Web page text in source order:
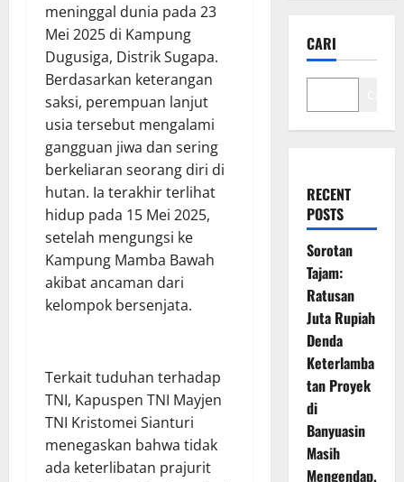
meninggal dunia pada 23
Mei 2025 di Kampung
Dugusiga, Distrik Sugapa.
Berdasarkan keterangan
saksi, perempuan lanjut
usia tersebut mengalami
gangguan jiwa dan sering
berkeliaran seorang diri di
hutan. Ia terakhir terlihat
hidup pada 15 Mei 2025,
setelah mengungsi ke
Kampung Mamba Bawah
akibat ancaman dari
kelompok bersenjata.
Terkait tuduhan terhadap
TNI, Kapuspen TNI Mayjen
TNI Kristomei Sianturi
menegaskan bahwa tidak
ada keterlibatan prajurit
CARI
RECENT
POSTS
Sorotan
Tajam:
Ratusan
Juta Rupiah
Denda
Keterlamba
tan Proyek
di
Banyuasin
Masih
Mengendap,